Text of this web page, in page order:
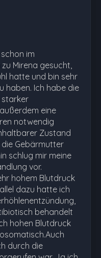
im
Mirena gesucht,
hatte und bin sehr
haben. Ich habe die
starker
eine
notwendig
Zustand
Gebärmutter
schlug mir meine
vor.
hohem Blutdruck
dazu hatte ich
behandelt
hohen Blutdruck
durch die